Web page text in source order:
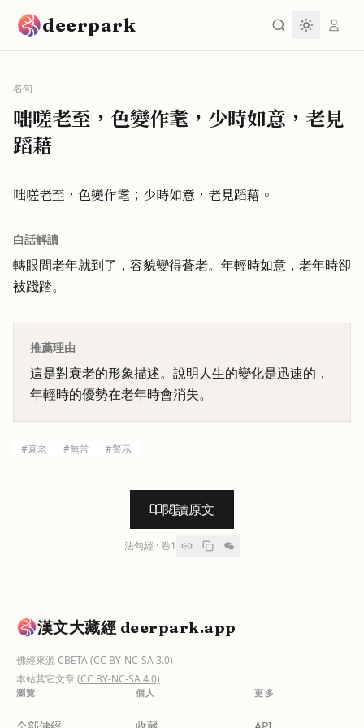
deerpark
名句
咄嗟老至，色變作耄，少時如意，老見
蹈藉
咄嗟老至，色變作耄；少時如意，老見蹈藉。
白話解讀
轉眼間老年就到了，容貌變得蒼老。年輕時如意，老年時卻
被踐踏。
推薦理由
這是對衰老的形象描述。說明人生的變化是迅速的，
年輕時的優勢在老年時會消失。
#衰老 #無常 #警示
閱讀原文
法句經 · 卷1
漢文大藏經 deerpark.app
佛經來源CBETA(CC BY-NC-SA 3.0)
本站其它文章(CC BY-NC-SA 4.0)
瀏覽 個人 更多